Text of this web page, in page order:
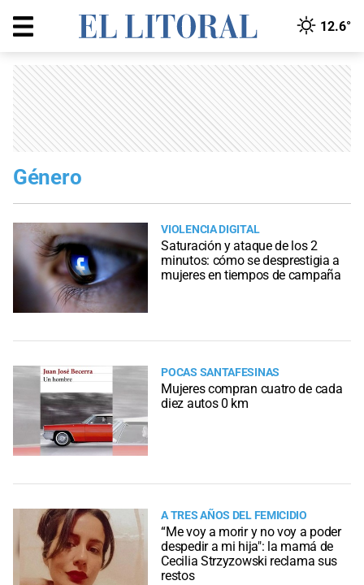
12.6°
Género
VIOLENCIA DIGITAL
Saturación y ataque de los 2
minutos: cómo se desprestigia a
mujeres en tiempos de campaña
POCAS SANTAFESINAS
Mujeres compran cuatro de cada
diez autos 0 km
A TRES AÑOS DEL FEMICIDIO
“Me voy a morir y no voy a poder
despedir a mi hija": la mamá de
Cecilia Strzyzowski reclama sus
restos